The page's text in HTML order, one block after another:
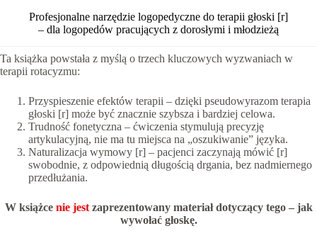
Profesjonalne narzędzie logopedyczne do terapii głoski [r]
– dla logopedów pracujących z dorosłymi i młodzieżą
Ta książka powstała z myślą o trzech kluczowych wyzwaniach w
terapii rotacyzmu:
Przyspieszenie efektów terapii – dzięki pseudowyrazom terapia
głoski [r] może być znacznie szybsza i bardziej celowa.
Trudność fonetyczna – ćwiczenia stymulują precyzję
artykulacyjną, nie ma tu miejsca na „oszukiwanie” języka.
Naturalizacja wymowy [r] – pacjenci zaczynają mówić [r]
swobodnie, z odpowiednią długością drgania, bez nadmiernego
przedłużania.
W książce nie jestzaprezentowany materiał dotyczący tego – jak
wywołać głoskę.